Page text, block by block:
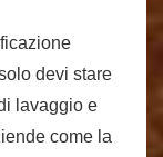
devi stare
lavaggio e
come la